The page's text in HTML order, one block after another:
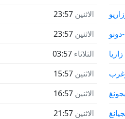
الاثنين 23:57
الاثنين 23:57
الثلاثاء 03:57
الاثنين 15:57
الاثنين 16:57
الاثنين 21:57
زاريا